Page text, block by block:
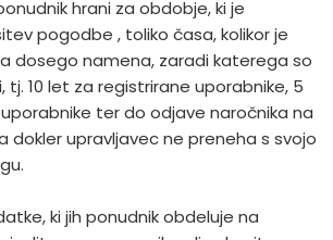
hrani za obdobje, ki je
pogodbe , toliko časa, kolikor je
dosego namena, zaradi katerega so
tj. 10 let za registrirane uporabnike, 5
ter do odjave naročnika na
dokler upravljavec ne preneha s svojo
ki jih ponudnik obdeluje na